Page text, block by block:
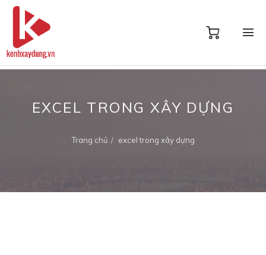
EXCEL TRONG XÂY DỰNG
Trang chủ excel trong xây dựng